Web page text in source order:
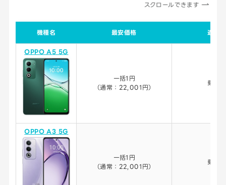
スクロールできます
機種名 最安価格 適用
OPPO A5 5G
一括1円
（通常：22,001円）
乗り
OPPO A3 5G
一括1円
（通常：22,001円）
乗り